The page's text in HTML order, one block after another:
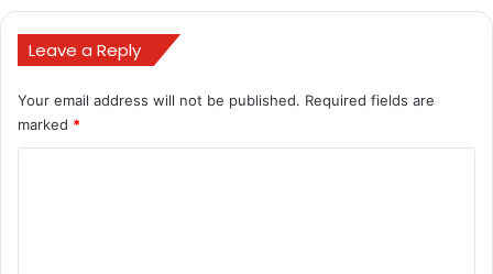
Leave a Reply
Your email address will not be published. Required fields are
marked *